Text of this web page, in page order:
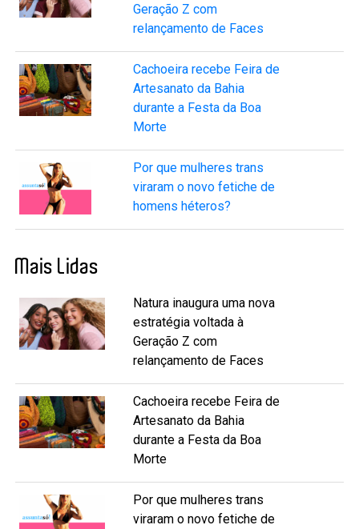
Geração Z com
relançamento de Faces
Cachoeira recebe Feira de
Artesanato da Bahia
durante a Festa da Boa
Morte
Por que mulheres trans
viraram o novo fetiche de
homens héteros?
Mais Lidas
Natura inaugura uma nova
estratégia voltada à
Geração Z com
relançamento de Faces
Cachoeira recebe Feira de
Artesanato da Bahia
durante a Festa da Boa
Morte
Por que mulheres trans
viraram o novo fetiche de